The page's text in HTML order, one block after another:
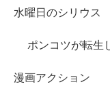
水曜日のシリウス
ポンコツが転生
漫画アクション